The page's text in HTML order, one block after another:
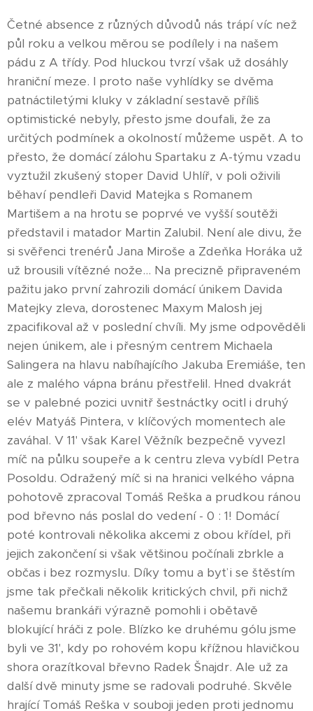
Četné absence z různých důvodů nás trápí víc než
půl roku a velkou měrou se podílely i na našem
pádu z A třídy. Pod hluckou tvrzí však už dosáhly
hraniční meze. I proto naše vyhlídky se dvěma
patnáctiletými kluky v základní sestavě příliš
optimistické nebyly, přesto jsme doufali, že za
určitých podmínek a okolností můžeme uspět. A to
přesto, že domácí zálohu Spartaku z A-týmu vzadu
vyztužil zkušený stoper David Uhlíř, v poli oživili
běhaví pendleři David Matejka s Romanem
Martišem a na hrotu se poprvé ve vyšší soutěži
představil i matador Martin Zalubil. Není ale divu, že
si svěřenci trenérů Jana Miroše a Zdeňka Horáka už
už brousili vítězné nože... Na precizně připraveném
pažitu jako první zahrozili domácí únikem Davida
Matejky zleva, dorostenec Maxym Malosh jej
zpacifikoval až v poslední chvíli. My jsme odpověděli
nejen únikem, ale i přesným centrem Michaela
Salingera na hlavu nabíhajícího Jakuba Eremiáše, ten
ale z malého vápna bránu přestřelil. Hned dvakrát
se v palebné pozici uvnitř šestnáctky ocitl i druhý
elév Matyáš Pintera, v klíčových momentech ale
zaváhal. V 11' však Karel Věžník bezpečně vyvezl
míč na půlku soupeře a k centru zleva vybídl Petra
Posoldu. Odražený míč si na hranici velkého vápna
pohotově zpracoval Tomáš Reška a prudkou ránou
pod břevno nás poslal do vedení - 0 : 1! Domácí
poté kontrovali několika akcemi z obou křídel, při
jejich zakončení si však většinou počínali zbrkle a
občas i bez rozmyslu. Díky tomu a byť i se štěstím
jsme tak přečkali několik kritických chvil, při nichž
našemu brankáři výrazně pomohli i obětavě
blokující hráči z pole. Blízko ke druhému gólu jsme
byli ve 31', kdy po rohovém kopu křížnou hlavičkou
shora orazítkoval břevno Radek Šnajdr. Ale už za
další dvě minuty jsme se radovali podruhé. Skvěle
hrající Tomáš Reška v souboji jeden proti jednomu